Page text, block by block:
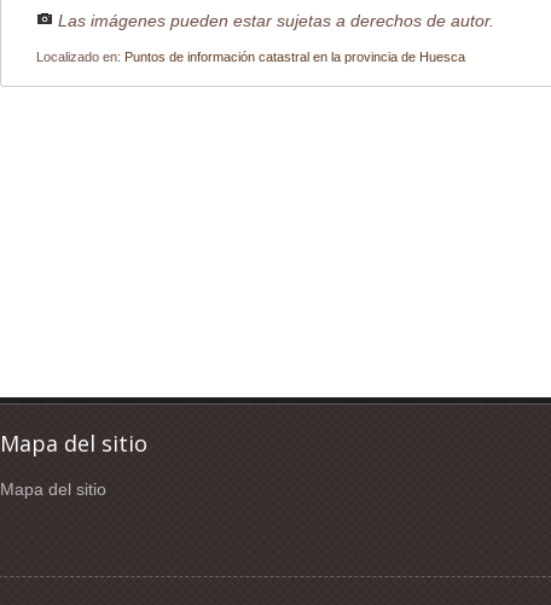
Las imágenes pueden estar sujetas a derechos de autor.
Localizado en: Puntos de información catastral en la provincia de Huesca
Mapa del sitio
Mapa del sitio